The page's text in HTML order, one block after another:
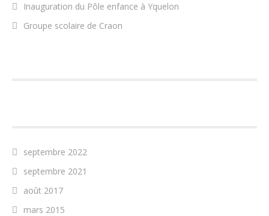
Inauguration du Pôle enfance à Yquelon
Groupe scolaire de Craon
septembre 2022
septembre 2021
août 2017
mars 2015